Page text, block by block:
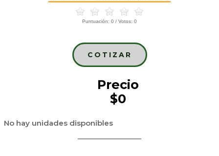
Puntuación: 0 / Votos: 0
COTIZAR
Precio
$0
No hay unidades disponibles